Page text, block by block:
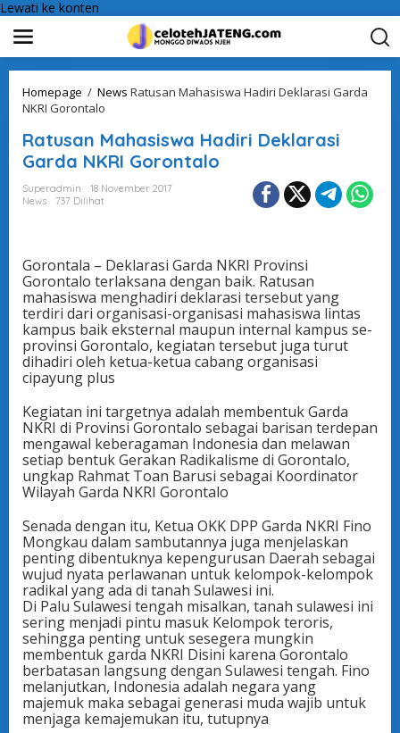
Lewati ke konten
Homepage / News Ratusan Mahasiswa Hadiri Deklarasi Garda
NKRI Gorontalo
Ratusan Mahasiswa Hadiri Deklarasi
Garda NKRI Gorontalo
Superadmin
18 November 2017
News
737 Dilihat
Gorontala – Deklarasi Garda NKRI Provinsi
Gorontalo terlaksana dengan baik. Ratusan
mahasiswa menghadiri deklarasi tersebut yang
terdiri dari organisasi-organisasi mahasiswa lintas
kampus baik eksternal maupun internal kampus se-
provinsi Gorontalo, kegiatan tersebut juga turut
dihadiri oleh ketua-ketua cabang organisasi
cipayung plus
Kegiatan ini targetnya adalah membentuk Garda
NKRI di Provinsi Gorontalo sebagai barisan terdepan
mengawal keberagaman Indonesia dan melawan
setiap bentuk Gerakan Radikalisme di Gorontalo,
ungkap Rahmat Toan Barusi sebagai Koordinator
Wilayah Garda NKRI Gorontalo
Senada dengan itu, Ketua OKK DPP Garda NKRI Fino
Mongkau dalam sambutannya juga menjelaskan
penting dibentuknya kepengurusan Daerah sebagai
wujud nyata perlawanan untuk kelompok-kelompok
radikal yang ada di tanah Sulawesi ini.
Di Palu Sulawesi tengah misalkan, tanah sulawesi ini
sering menjadi pintu masuk Kelompok teroris,
sehingga penting untuk sesegera mungkin
membentuk garda NKRI Disini karena Gorontalo
berbatasan langsung dengan Sulawesi tengah. Fino
melanjutkan, Indonesia adalah negara yang
majemuk maka sebagai generasi muda wajib untuk
menjaga kemajemukan itu, tutupnya